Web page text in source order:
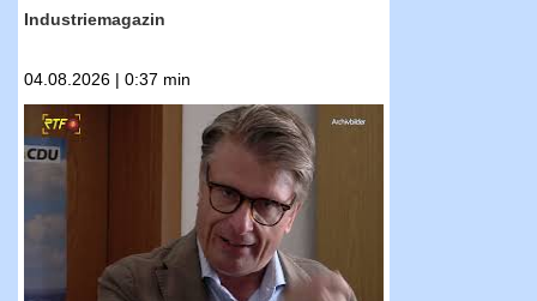
Industriemagazin
04.08.2026 | 0:37 min
RTF.1-Nachrichten: Unfall unter
Drogeneinfluss: Thomas Bareiß verliert